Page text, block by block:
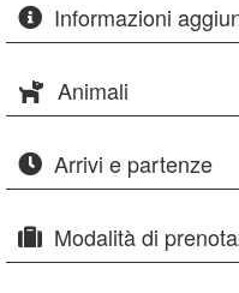
Informazioni
Animali
Arrivi e partenze
Modalità di